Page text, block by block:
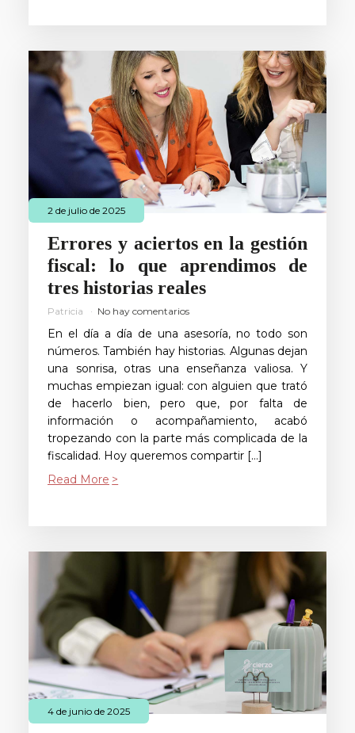
2 de julio de 2025
Errores y aciertos en la gestión
fiscal: lo que aprendimos de
tres historias reales
Patricia No hay comentarios
En el día a día de una asesoría, no todo son
números. También hay historias. Algunas dejan
una sonrisa, otras una enseñanza valiosa. Y
muchas empiezan igual: con alguien que trató
de hacerlo bien, pero que, por falta de
información o acompañamiento, acabó
tropezando con la parte más complicada de la
fiscalidad. Hoy queremos compartir […]
Read More
4 de junio de 2025